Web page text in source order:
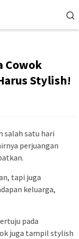
Cowok
Stylish!
salah satu hari
perjuangan
tapi juga
keluarga,
pada
juga tampil stylish